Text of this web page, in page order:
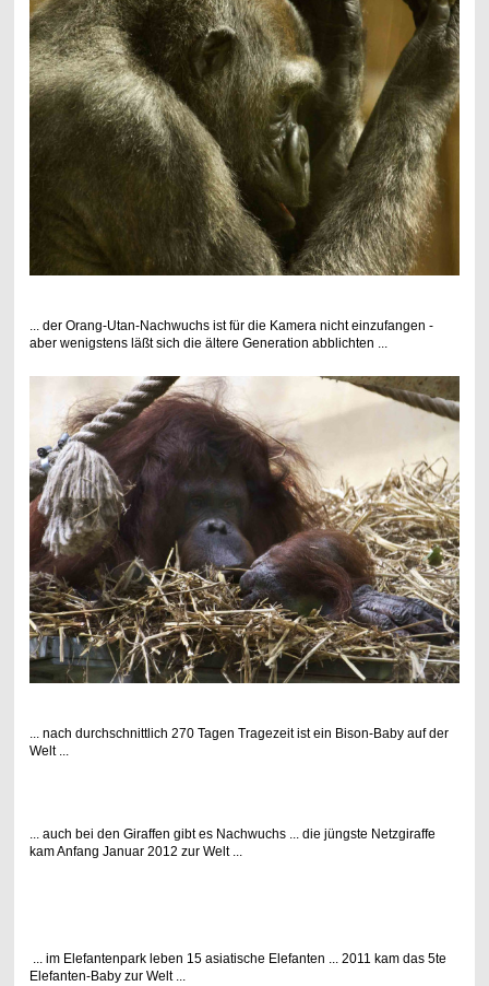
... der Orang-Utan-Nachwuchs ist für die Kamera nicht einzufangen -
aber wenigstens läßt sich die ältere Generation abblichten ...
... nach durchschnittlich 270 Tagen Tragezeit ist ein Bison-Baby auf der
Welt ...
... auch bei den Giraffen gibt es Nachwuchs ... die jüngste Netzgiraffe
kam Anfang Januar 2012 zur Welt ...
... im Elefantenpark leben 15 asiatische Elefanten ... 2011 kam das 5te
Elefanten-Baby zur Welt ...